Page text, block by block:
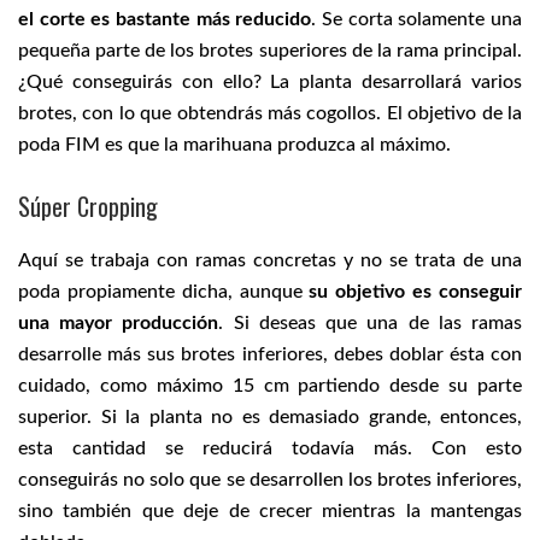
el corte es bastante más reducido. Se corta solamente una
pequeña parte de los brotes superiores de la rama principal.
¿Qué conseguirás con ello? La planta desarrollará varios
brotes, con lo que obtendrás más cogollos. El objetivo de la
poda FIM es que la marihuana produzca al máximo.
Súper Cropping
Aquí se trabaja con ramas concretas y no se trata de una
poda propiamente dicha, aunquesu objetivo es conseguir
una mayor producción. Si deseas que una de las ramas
desarrolle más sus brotes inferiores, debes doblar ésta con
cuidado, como máximo 15 cm partiendo desde su parte
superior. Si la planta no es demasiado grande, entonces,
esta cantidad se reducirá todavía más. Con esto
conseguirás no solo que se desarrollen los brotes inferiores,
sino también que deje de crecer mientras la mantengas